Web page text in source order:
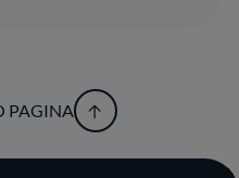
PAGINA